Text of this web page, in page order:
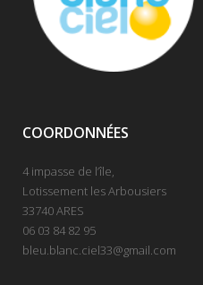
COORDONNÉES
4 impasse de l’île,
Lotissement les Arbousiers
33740 ARES
06 03 84 82 95
bleu.blanc.ciel33@gmail.com